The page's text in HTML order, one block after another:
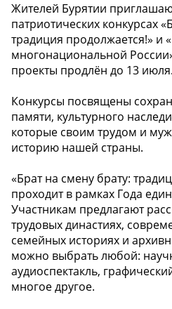
Жителей Бурятии
патриотических конкурсах
традиция продолжается!» и
многонациональной
проекты продлён до 13 июля.
Конкурсы посвящены
памяти, культурного
которые своим трудом и
историю нашей страны.
«Брат на смену брату:
проходит в рамках Года
Участникам предлагают
трудовых династиях,
семейных историях и
можно выбрать любой:
аудиоспектакль,
многое другое.